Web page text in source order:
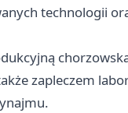
technologii
zapleczem